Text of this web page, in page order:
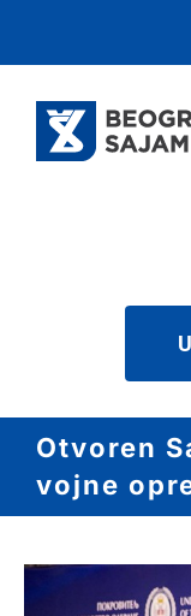
content
USLUGE
DOWNLOAD
KONTAKT
Otvoren
vojne